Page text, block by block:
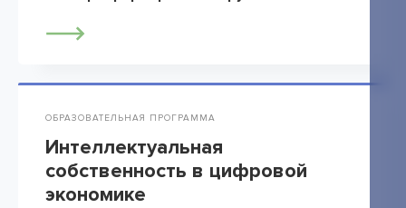
ОБРАЗОВАТЕЛЬНАЯ ПРОГРАММА
Интеллектуальная
собственность в цифровой
экономике